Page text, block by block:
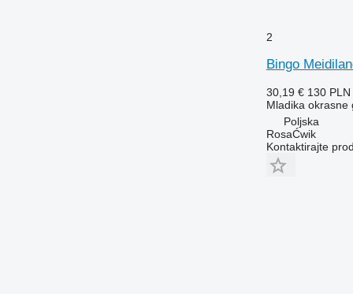
2
Bingo
30,19 € 130 PLN
Mladika okrasne
Poljska
RosaĆwik
Kontaktirajte